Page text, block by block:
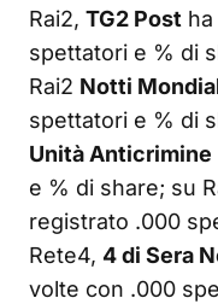
Rai2, TG2 Post
spettatori e % di
Rai2 Notti
spettatori e % di
Unità Anticrimine
e % di share; su
registrato .000
Rete4, 4 di Sera
volte con .000